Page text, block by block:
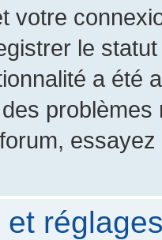
votre
le
a été
et